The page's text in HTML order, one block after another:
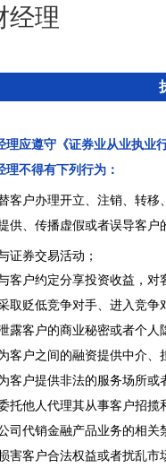
经理
理应遵守《证券业从业执业
理不得有下列行为：
客户办理开立、注销、转移
供、传播虚假或者误导客户
证券交易活动；
客户约定分享投资收益，对
取贬低竞争对手、进入竞争
露客户的商业秘密或者个人
客户之间的融资提供中介、
客户提供非法的服务场所或
托他人代理其从事客户招揽
司代销金融产品业务的相关
害客户合法权益或者扰乱市